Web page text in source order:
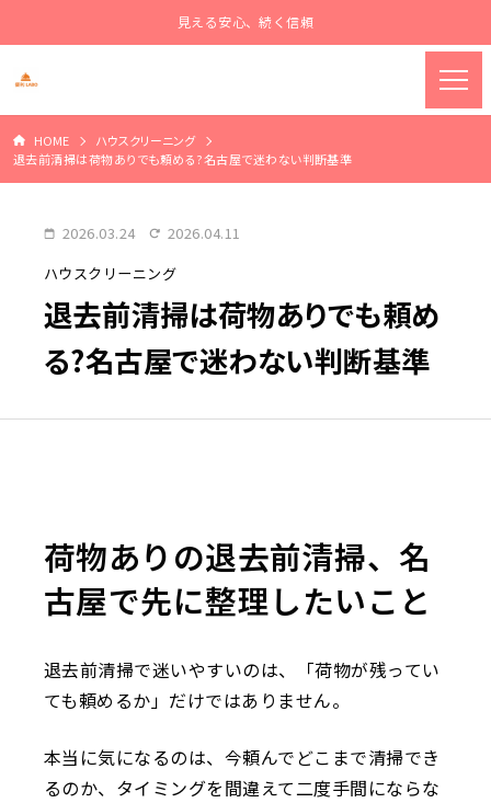
見える安心、続く信頼
HOME
ハウスクリーニング
退去前清掃は荷物ありでも頼める?名古屋で迷わない判断基準
2026.03.24
2026.04.11
ハウスクリーニング
退去前清掃は荷物ありでも頼め
る?名古屋で迷わない判断基準
荷物ありの退去前清掃、名
古屋で先に整理したいこと
退去前清掃で迷いやすいのは、「荷物が残ってい
ても頼めるか」だけではありません。
本当に気になるのは、今頼んでどこまで清掃でき
るのか、タイミングを間違えて二度手間にならな